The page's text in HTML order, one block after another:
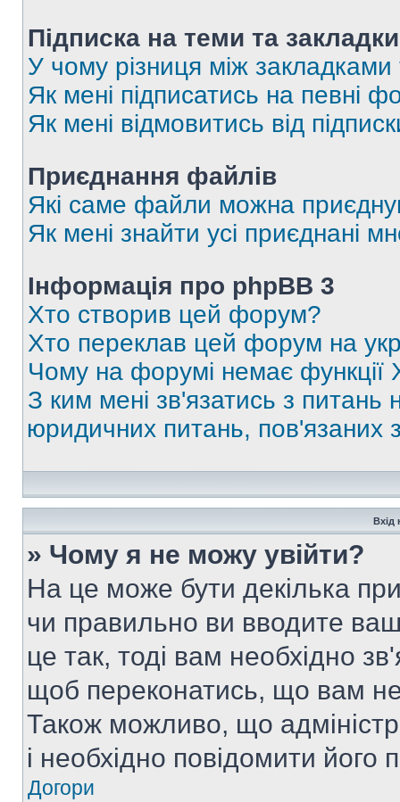
Підписка на теми та закладки
У чому різниця між закладками
Як мені підписатись на певні
Як мені відмовитись від
Приєднання файлів
Які саме файли можна
Як мені знайти усі приєднані
Інформація про phpBB 3
Хто створив цей форум?
Хто переклав цей форум на
Чому на форумі немає функції
З ким мені зв'язатись з питань
юридичних питань,
Вхід
» Чому я не можу увійти?
На це може бути декілька
чи правильно ви вводите
це так, тоді вам необхідно
щоб переконатись, що вам
Також можливо, що
і необхідно повідомити
Догори